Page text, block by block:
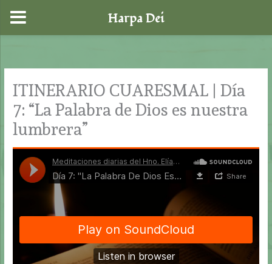
contenido
ITINERARIO CUARESMAL | Día
7: “La Palabra de Dios es nuestra
lumbrera”
Harpa Dei